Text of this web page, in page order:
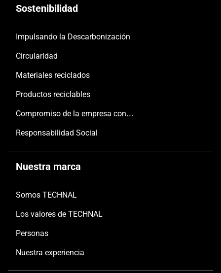
Sostenibilidad
Impulsando la Descarbonización
Circularidad
Materiales reciclados
Productos reciclables
Compromiso de la empresa con las personas y el planeta
Responsabilidad Social
Nuestra marca
Somos TECHNAL
Los valores de TECHNAL
Personas
Nuestra experiencia